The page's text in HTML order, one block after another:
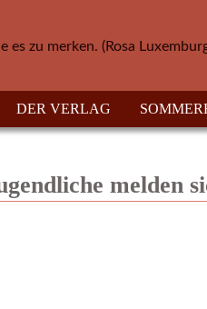
zu merken. (Rosa
DER VERLAG
melden